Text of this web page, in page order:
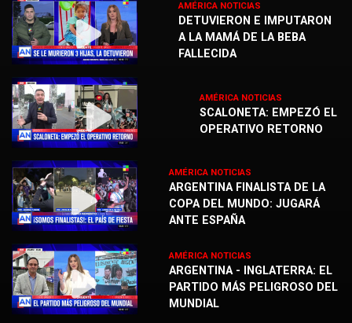
AMÉRICA NOTICIAS
DETUVIERON E IMPUTARON
A LA MAMÁ DE LA BEBA
FALLECIDA
AMÉRICA NOTICIAS
SCALONETA: EMPEZÓ EL
OPERATIVO RETORNO
AMÉRICA NOTICIAS
ARGENTINA FINALISTA DE LA
COPA DEL MUNDO: JUGARÁ
ANTE ESPAÑA
AMÉRICA NOTICIAS
ARGENTINA - INGLATERRA: EL
PARTIDO MÁS PELIGROSO DEL
MUNDIAL